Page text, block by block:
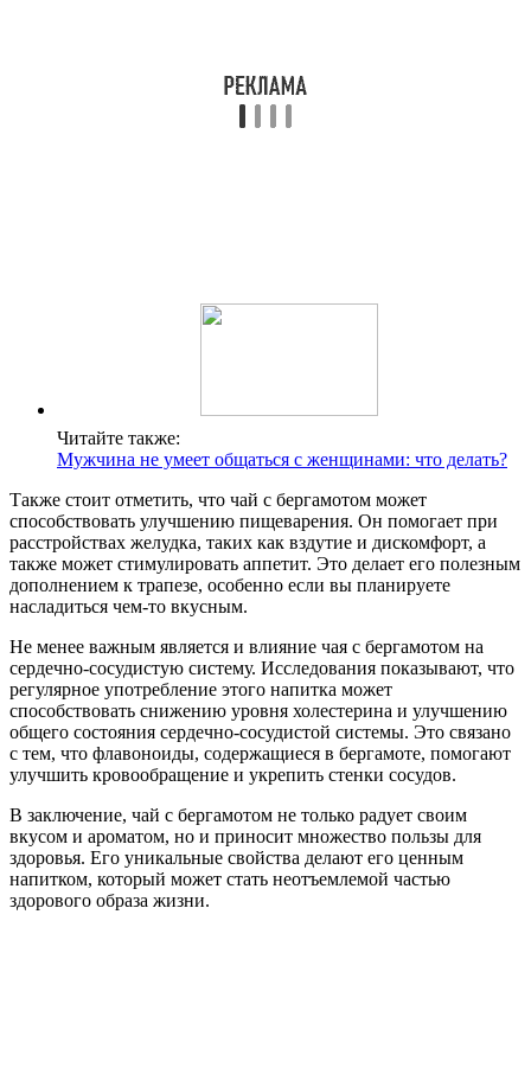
Читайте также:
Мужчина не умеет общаться с женщинами: что делать?
Также стоит отметить, что чай с бергамотом может
способствовать улучшению пищеварения. Он помогает при
расстройствах желудка, таких как вздутие и дискомфорт, а
также может стимулировать аппетит. Это делает его полезным
дополнением к трапезе, особенно если вы планируете
насладиться чем-то вкусным.
Не менее важным является и влияние чая с бергамотом на
сердечно-сосудистую систему. Исследования показывают, что
регулярное употребление этого напитка может
способствовать снижению уровня холестерина и улучшению
общего состояния сердечно-сосудистой системы. Это связано
с тем, что флавоноиды, содержащиеся в бергамоте, помогают
улучшить кровообращение и укрепить стенки сосудов.
В заключение, чай с бергамотом не только радует своим
вкусом и ароматом, но и приносит множество пользы для
здоровья. Его уникальные свойства делают его ценным
напитком, который может стать неотъемлемой частью
здорового образа жизни.